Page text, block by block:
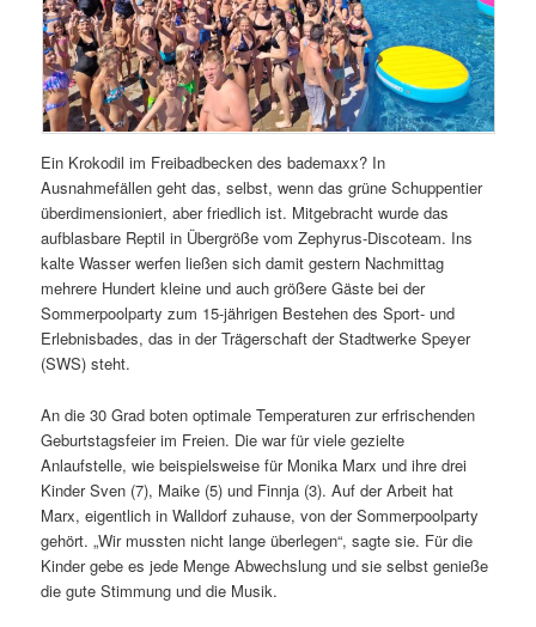
Ein Krokodil im Freibadbecken des bademaxx? In
Ausnahmefällen geht das, selbst, wenn das grüne Schuppentier
überdimensioniert, aber friedlich ist. Mitgebracht wurde das
aufblasbare Reptil in Übergröße vom Zephyrus-Discoteam. Ins
kalte Wasser werfen ließen sich damit gestern Nachmittag
mehrere Hundert kleine und auch größere Gäste bei der
Sommerpoolparty zum 15-jährigen Bestehen des Sport- und
Erlebnisbades, das in der Trägerschaft der Stadtwerke Speyer
(SWS) steht.
An die 30 Grad boten optimale Temperaturen zur erfrischenden
Geburtstagsfeier im Freien. Die war für viele gezielte
Anlaufstelle, wie beispielsweise für Monika Marx und ihre drei
Kinder Sven (7), Maike (5) und Finnja (3). Auf der Arbeit hat
Marx, eigentlich in Walldorf zuhause, von der Sommerpoolparty
gehört. „Wir mussten nicht lange überlegen“, sagte sie. Für die
Kinder gebe es jede Menge Abwechslung und sie selbst genieße
die gute Stimmung und die Musik.